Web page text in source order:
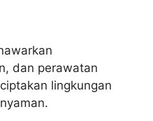
dan perawatan
lingkungan